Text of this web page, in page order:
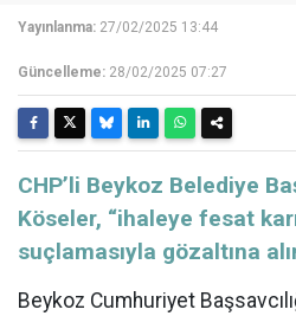
Yayınlanma: 27/02/2025 13:44
Güncelleme: 28/02/2025 07:27
CHP’li Beykoz Belediye
Köseler, “ihaleye fesat
suçlamasıyla gözaltına
Beykoz Cumhuriyet